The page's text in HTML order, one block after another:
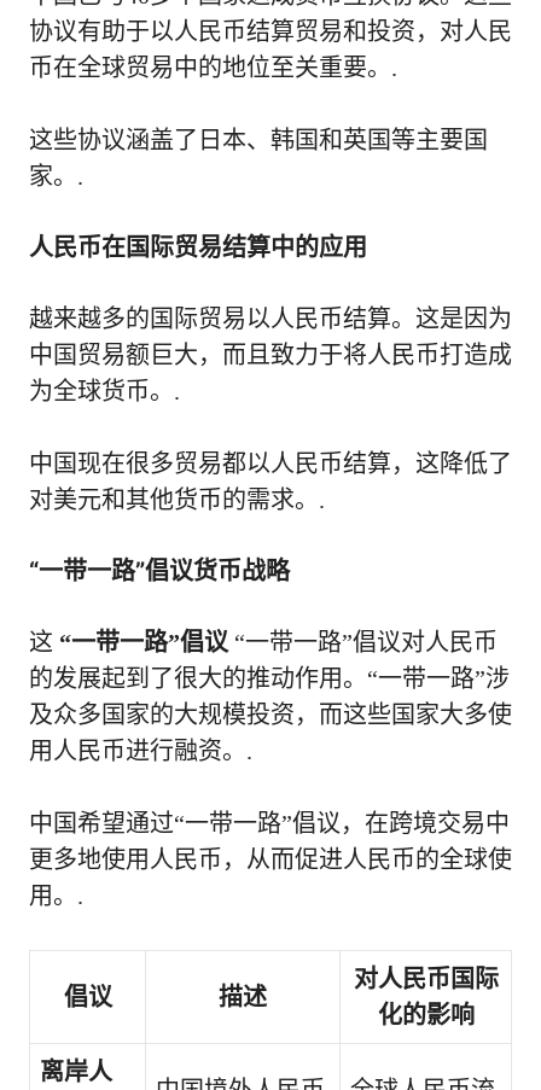
协议有助于以人民币结算贸易和投资，对人民
币在全球贸易中的地位至关重要。.
这些协议涵盖了日本、韩国和英国等主要国
家。.
人民币在国际贸易结算中的应用
越来越多的国际贸易以人民币结算。这是因为
中国贸易额巨大，而且致力于将人民币打造成
为全球货币。.
中国现在很多贸易都以人民币结算，这降低了
对美元和其他货币的需求。.
“一带一路”倡议货币战略
这 “一带一路”倡议 “一带一路”倡议对人民币
的发展起到了很大的推动作用。“一带一路”涉
及众多国家的大规模投资，而这些国家大多使
用人民币进行融资。.
中国希望通过“一带一路”倡议，在跨境交易中
更多地使用人民币，从而促进人民币的全球使
用。.
倡议 描述
对人民币国际
化的影响
离岸人